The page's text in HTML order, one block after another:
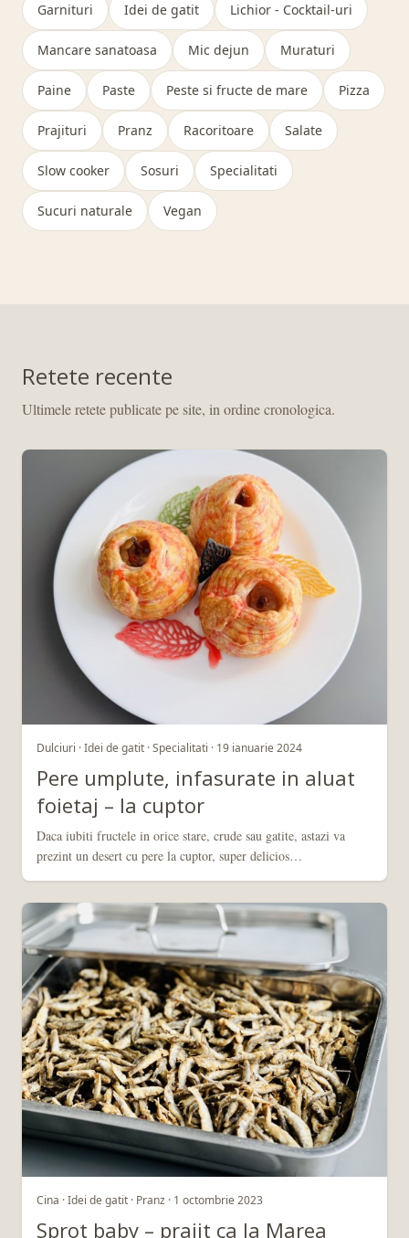
Garnituri Idei de gatit Lichior - Cocktail-uri
Mancare sanatoasa Mic dejun Muraturi
Paine Paste Peste si fructe de mare Pizza
Prajituri Pranz Racoritoare Salate
Slow cooker Sosuri Specialitati
Sucuri naturale Vegan
Retete recente
Ultimele retete publicate pe site, in ordine cronologica.
Dulciuri · Idei de gatit · Specialitati · 19 ianuarie 2024
Pere umplute, infasurate in aluat
foietaj – la cuptor
Daca iubiti fructele in orice stare, crude sau gatite, astazi va
prezint un desert cu pere la cuptor, super delicios…
Cina · Idei de gatit · Pranz · 1 octombrie 2023
Sprot baby – prajit ca la Marea